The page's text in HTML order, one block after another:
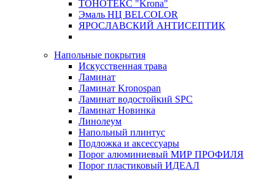
ТОНОТЕКС "Krona"
Эмаль НЦ BELCOLOR
ЯРОСЛАВСКИЙ АНТИСЕПТИК
Напольные покрытия
Искусственная трава
Ламинат
Ламинат Kronospan
Ламинат водостойкий SPC
Ламинат Новинка
Линолеум
Напольный плинтус
Подложка и аксессуары
Порог алюминиевый МИР ПРОФИЛЯ
Порог пластиковый ИДЕАЛ